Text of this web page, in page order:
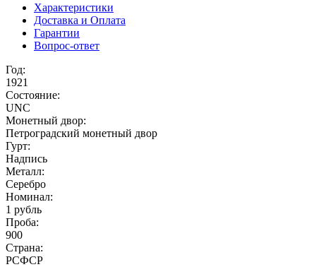
Характеристики
Доставка и Оплата
Гарантии
Вопрос-ответ
Год:
1921
Состояние:
UNC
Монетный двор:
Петроградский монетный двор
Гурт:
Надпись
Металл:
Серебро
Номинал:
1 рубль
Проба:
900
Страна:
РСФСР